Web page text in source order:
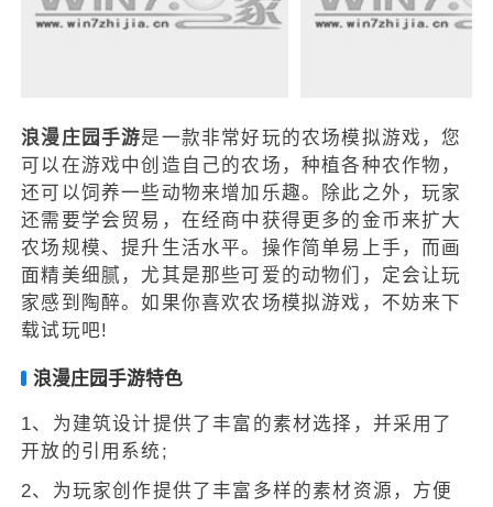
浪漫庄园手游是一款非常好玩的农场模拟游戏，您
可以在游戏中创造自己的农场，种植各种农作物，
还可以饲养一些动物来增加乐趣。除此之外，玩家
还需要学会贸易，在经商中获得更多的金币来扩大
农场规模、提升生活水平。操作简单易上手，而画
面精美细腻，尤其是那些可爱的动物们，定会让玩
家感到陶醉。如果你喜欢农场模拟游戏，不妨来下
载试玩吧!
浪漫庄园手游特色
1、为建筑设计提供了丰富的素材选择，并采用了
开放的引用系统;
2、为玩家创作提供了丰富多样的素材资源，方便